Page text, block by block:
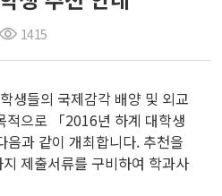
1415
생들의 국제감각 배양 및 외교
적으로 「2016년 하계 대학생
음과 같이 개최합니다. 추천을
제출서류를 구비하여 학과사